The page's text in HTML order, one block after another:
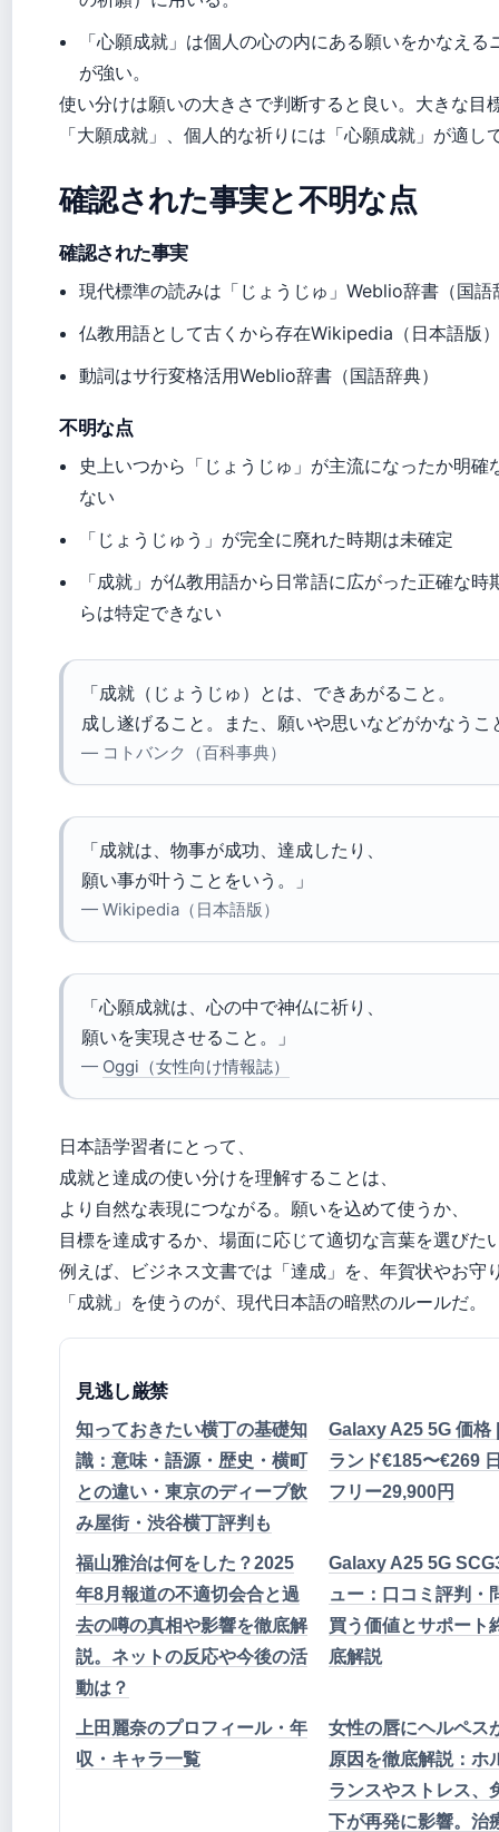
「心願成就」は個人の心の内にある願いをかなえる
が強い。
使い分けは願いの大きさで判断すると良い。大きな目
「大願成就」、個人的な祈りには「心願成就」が適し
確認された事実と不明な点
確認された事実
現代標準の読みは「じょうじゅ」Weblio辞書（国語
仏教用語として古くから存在Wikipedia（日本語版
動詞はサ行変格活用Weblio辞書（国語辞典）
不明な点
史上いつから「じょうじゅ」が主流になったか明確
ない
「じょうじゅう」が完全に廃れた時期は未確定
「成就」が仏教用語から日常語に広がった正確な時
らは特定できない
「成就（じょうじゅ）とは、できあがること。
成し遂げること。また、願いや思いなどがかなうこ
— コトバンク（百科事典）
「成就は、物事が成功、達成したり、
願い事が叶うことをいう。」
— Wikipedia（日本語版）
「心願成就は、心の中で神仏に祈り、
願いを実現させること。」
— Oggi（女性向け情報誌）
日本語学習者にとって、
成就と達成の使い分けを理解することは、
より自然な表現につながる。願いを込めて使うか、
目標を達成するか、場面に応じて適切な言葉を選びた
例えば、ビジネス文書では「達成」を、年賀状やお守
「成就」を使うのが、現代日本語の暗黙のルールだ。
見逃し厳禁
知っておきたい横丁の基礎知
識：意味・語源・歴史・横町
との違い・東京のディープ飲
み屋街・渋谷横丁評判も
Galaxy A25 5G 価格
ランド€185〜€269
フリー29,900円
福山雅治は何をした？2025
年8月報道の不適切会合と過
去の噂の真相や影響を徹底解
説。ネットの反応や今後の活
動は？
Galaxy A25 5G
ュー：口コミ評判・
買う価値とサポート
底解説
上田麗奈のプロフィール・年
収・キャラ一覧
女性の唇にヘルペス
原因を徹底解説：ホ
ランスやストレス、
下が再発に影響。治